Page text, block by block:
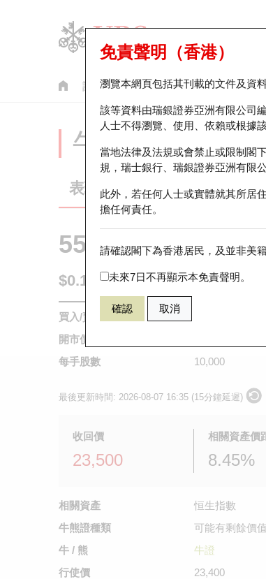
認股證 牛熊證 美股指數產品 輪
免責聲明（香港）
瀏覽本網頁包括其刊載的文件及資
該等資料由瑞銀證券亞洲有限公司
人士不得瀏覽、使用、依賴或根據
當地法律及法規或會禁止或限制閣
規，瑞士銀行、瑞銀證券亞洲有限
此外，若任何人士或實體就其所居
擔任何責任。
請確認閣下為香港居民，及並非美
未來7日不再顯示本免責聲明。
確認 取消
牛熊證分析儀
表現 街貨統計 比較
55327 瑞銀牛證
$0.114 0.008 (+7.55%) 即時
買入/賣出價
開市價
每手股數
10,000
最後更新時間: 2026-08-07 16:35 (15分鐘延遲)
收回價
23,500
相關資產價
8.45%
相關資產
恒生指數
牛熊證種類
可能有剩餘價
牛 / 熊
牛證
行使價
23,400